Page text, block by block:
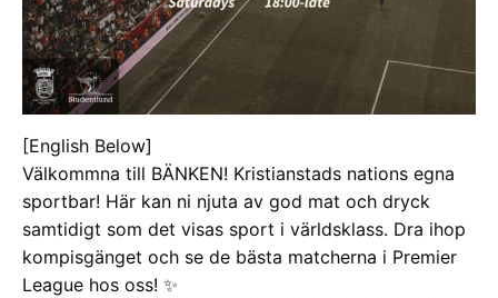
[English Below]
Välkommna till BÄNKEN! Kristianstads nations egna
sportbar! Här kan ni njuta av god mat och dryck
samtidigt som det visas sport i världsklass. Dra ihop
kompisgänget och se de bästa matcherna i Premier
League hos oss! ✨